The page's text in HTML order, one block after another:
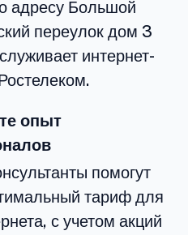
адресу Большой
переулок дом 3
интернет-
опыт
помогут
тариф для
с учетом акций